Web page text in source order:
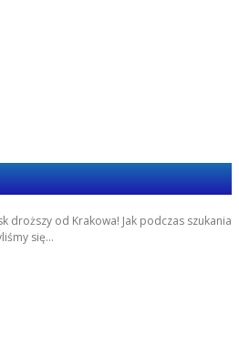
droższy od Krakowa! Jak podczas szukania
się...